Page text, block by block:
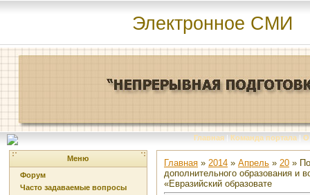
Электронное СМИ
Главная | Команда портала | О
Меню
Форум
Часто задаваемые вопросы
Главная » 2014 » Апрель » 20 »
дополнительного образования и
«Евразийский образовате